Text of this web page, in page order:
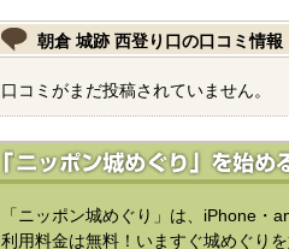
朝倉 城跡 西登り口の口コミ情報
口コミがまだ投稿されていません。
「ニッポン城めぐり」は、iPhone・
利用料金は無料！いますぐ城めぐり